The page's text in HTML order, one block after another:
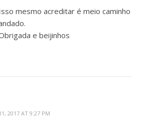
mesmo acreditar é meio caminho
e beijinhos
2017 AT 9:27 PM